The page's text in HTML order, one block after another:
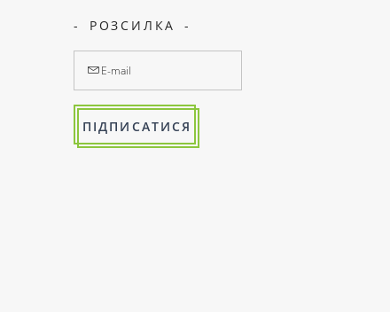
РОЗСИЛКА
ПІДПИСАТИСЯ